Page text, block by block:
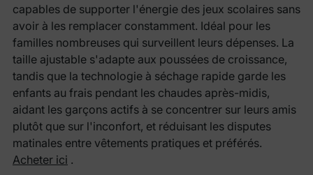
capables de supporter l'énergie des jeux scolaires sans
avoir à les remplacer constamment. Idéal pour les
familles nombreuses qui surveillent leurs dépenses. La
taille ajustable s'adapte aux poussées de croissance,
tandis que la technologie à séchage rapide garde les
enfants au frais pendant les chaudes après-midis,
aidant les garçons actifs à se concentrer sur leurs amis
plutôt que sur l'inconfort, et réduisant les disputes
matinales entre vêtements pratiques et préférés.
Acheter ici .